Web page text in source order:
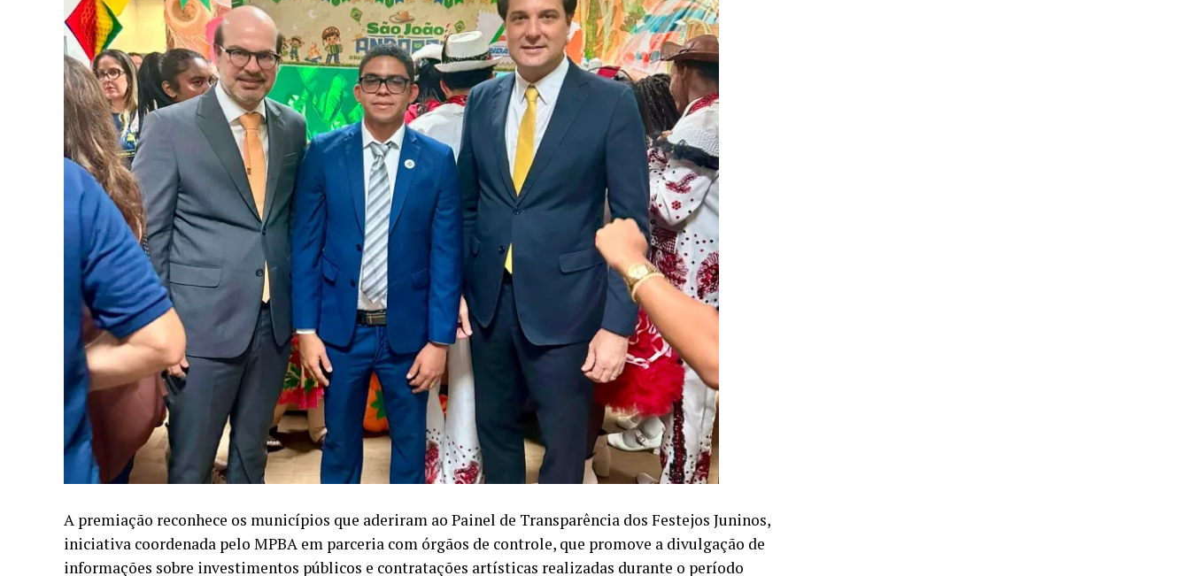
A premiação reconhece os municípios que aderiram ao Painel de Transparência dos Festejos Juninos,
iniciativa coordenada pelo MPBA em parceria com órgãos de controle, que promove a divulgação de
informações sobre investimentos públicos e contratações artísticas realizadas durante o período